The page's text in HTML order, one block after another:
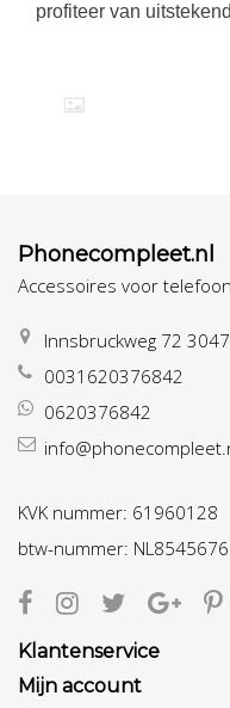
profiteer van
Phonecompleet.nl
Accessoires voor
Innsbruckweg 72
0031620376842
0620376842
KVK nummer: 61960128
btw-nummer:
Klantenservice
Mijn account